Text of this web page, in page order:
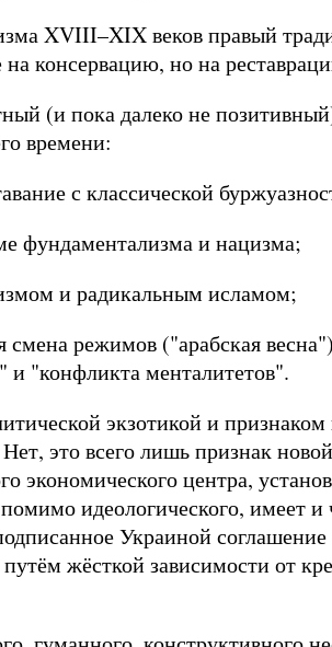
XVIII–XIX веков правый
консервацию, но на
(и пока далеко не
времени:
с классической
фундаментализма и нацизма;
и радикальным исламом;
режимов ("арабская
и "конфликта менталитетов".
экзотикой и
это всего лишь признак
экономического центра,
идеологического, имеет и
Украиной
жёсткой зависимости от